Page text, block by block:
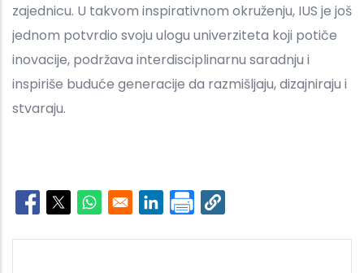
zajednicu. U takvom inspirativnom okruženju, IUS je još
jednom potvrdio svoju ulogu univerziteta koji potiče
inovacije, podržava interdisciplinarnu saradnju i
inspiriše buduće generacije da razmišljaju, dizajniraju i
stvaraju.
Opens in a new window
Opens in a new window
Opens in a new window
Opens in a new window